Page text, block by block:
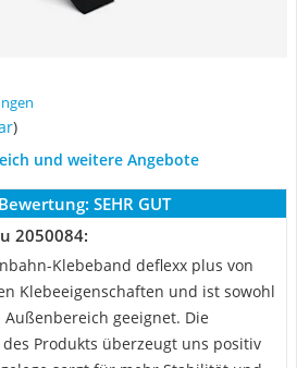
)
und weitere Angebote
SEHR GUT
2050084:
Klebeband deflexx plus von
Klebeeigenschaften und ist sowohl
geeignet. Die
Produkts überzeugt uns positiv